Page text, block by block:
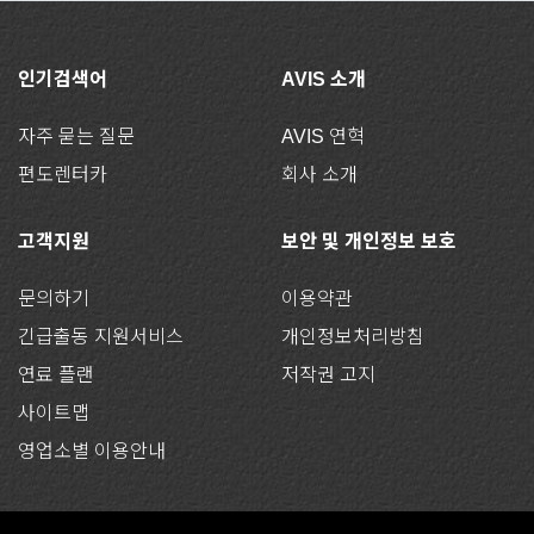
인기검색어
자주 묻는 질문
편도렌터카
AVIS 소개
AVIS 연혁
회사 소개
고객지원
문의하기
긴급출동 지원서비스
연료 플랜
사이트맵
영업소별 이용안내
보안 및 개인정보 보호
이용약관
개인정보처리방침
저작권 고지